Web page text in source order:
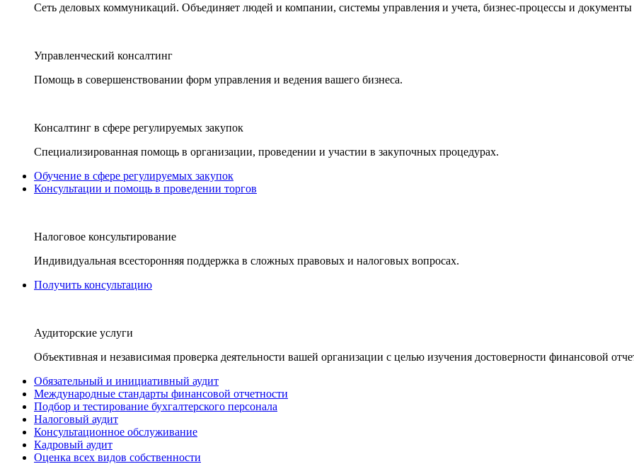
Сеть деловых коммуникаций. Объединяет людей и компании, системы управления и учета, бизнес-процессы и документы
Управленческий консалтинг
Помощь в совершенствовании форм управления и ведения вашего бизнеса.
Консалтинг в сфере регулируемых закупок
Специализированная помощь в организации, проведении и участии в закупочных процедурах.
Обучение в сфере регулируемых закупок
Консультации и помощь в проведении торгов
Налоговое консультирование
Индивидуальная всесторонняя поддержка в сложных правовых и налоговых вопросах.
Получить консультацию
Аудиторские услуги
Объективная и независимая проверка деятельности вашей организации с целью изучения достоверности финансовой
Обязательный и инициативный аудит
Международные стандарты финансовой отчетности
Подбор и тестирование бухгалтерского персонала
Налоговый аудит
Консультационное обслуживание
Кадровый аудит
Оценка всех видов собственности